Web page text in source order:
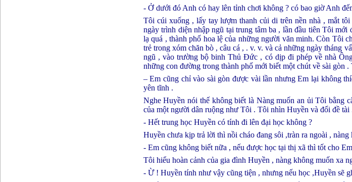
- Ở dưới đó Anh có hay lên tỉnh chơi không ? có bao giờ Anh
Tôi cúi xuống , lấy tay lượm thanh củi di trên nền nhà , mắt
ngày trình diện nhập ngũ tại trung tâm ba , lần đầu tiên Tôi
lạ quá , thành phố hoa lệ của những người văn minh. Còn Tôi
trẻ trong xóm chăn bò , câu cá , . v. v. và cả những ngày tháng
ngũ , vào trường bộ binh Thủ Đức , có dịp đi phép về nhà
những con đường trong thành phố mới biết một chút về sài gòn
– Em cũng chỉ vào sài gòn được vài lần nhưng Em lại không
yên tĩnh .
Nghe Huyền nói thế không biết là Nàng muốn an ủi Tôi bằng
của một người dân ruộng như Tôi . Tôi nhìn Huyền và đổi đề tài
- Hết trung học Huyền có tính đi lên đại học không ?
Huyền chưa kịp trả lời thì nồi cháo đang sôi ,tràn ra ngoài ,
- Em cũng không biết nữa , nếu được học tại thị xã thì tốt cho
Tôi hiểu hoàn cảnh của gia đình Huyền , nàng không muốn xa
- Ừ ! Huyền tính như vậy cũng tiện , nhưng nếu học ,Huyền sẽ